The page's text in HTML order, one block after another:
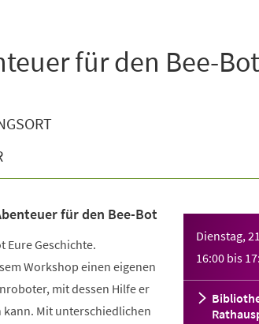
für den Bee-Bot
Dienstag,
16:00 bis
für den Bee-Bot
Eure Geschichte.
Workshop einen eigenen
mit dessen Hilfe er
kann. Mit unterschiedlichen